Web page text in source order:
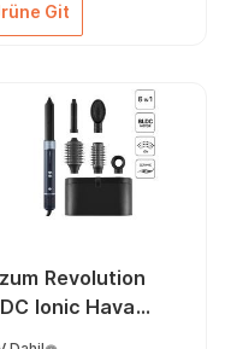
Git
Revolution
Ionic Hava